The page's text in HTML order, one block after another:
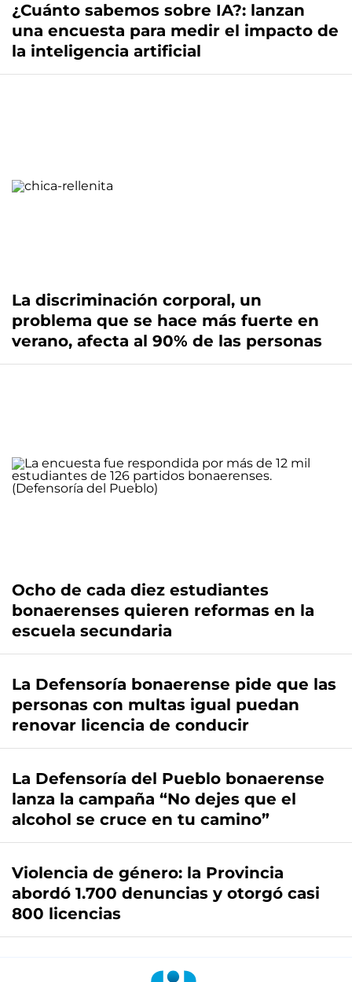
¿Cuánto sabemos sobre IA?: lanzan
una encuesta para medir el impacto de
la inteligencia artificial
La discriminación corporal, un
problema que se hace más fuerte en
verano, afecta al 90% de las personas
Ocho de cada diez estudiantes
bonaerenses quieren reformas en la
escuela secundaria
La Defensoría bonaerense pide que las
personas con multas igual puedan
renovar licencia de conducir
La Defensoría del Pueblo bonaerense
lanza la campaña “No dejes que el
alcohol se cruce en tu camino”
Violencia de género: la Provincia
abordó 1.700 denuncias y otorgó casi
800 licencias